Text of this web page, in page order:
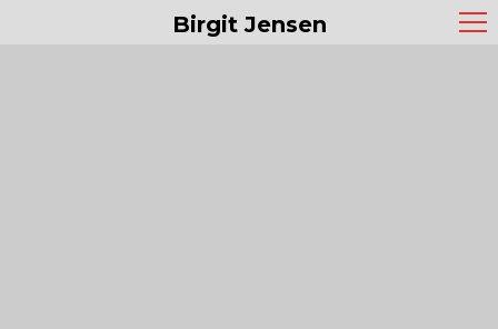
Birgit Jensen